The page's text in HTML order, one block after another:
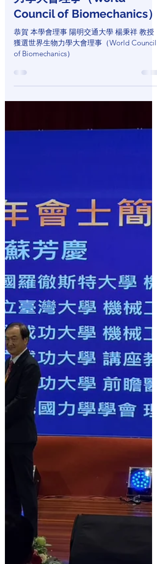
勢，大幅降低查驗登記成本與時程！ 課程資
訊 課程期間：2026/04/30 – 2026/10/23 上課
時間：09:00–17:00 上課日期：4/30、5/07、
5/26、6/26、7/23、8/06、8/11、8/20、
9/10、9/30、10/07、10/14、10/20、10/23
授課方式：實體＋線上同步（彈性學習） 課
程亮點 法規專家｜醫療器材上市流程完整拆
鍵實務 政策導向｜政府資源 × 查驗策略一次
恭賀 本學會理事 陽明交通大
學 楊秉祥 教授獲選世界生物
力學大會理事（World
Council of Biomechanics）
恭賀 本學會理事 陽明交通大學 楊秉祥 教授
獲選世界生物力學大會理事（World Council